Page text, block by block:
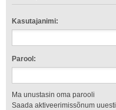
Kasutajanimi:
Parool:
Ma unustasin oma parooli
Saada aktiveerimissõnum uuesti